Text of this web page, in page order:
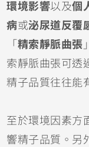
環境影響以及個
病或泌尿道反覆
「 精索靜脈曲張
索靜脈曲張可透
精子品質往往能
至於環境因素方
響精子品質。另